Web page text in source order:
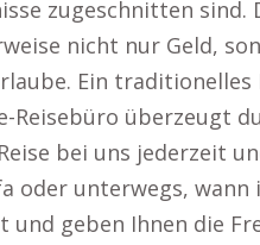
zugeschnitten sind.
nicht nur Geld,
Ein traditionelles
Reisebüro überzeugt
bei uns jederzeit
oder unterwegs,
geben Ihnen die